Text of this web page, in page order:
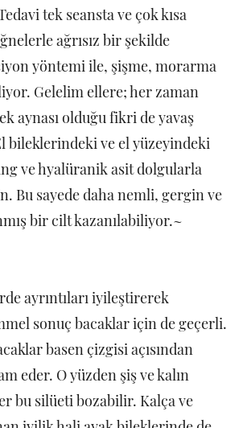
tek seansta ve çok kısa
ağrısız bir şekilde
yöntemi ile, şişme, morarma
Gelelim ellere; her zaman
aynası olduğu fikri de yavaş
bileklerindeki ve el yüzeyindeki
ve hyalüranik asit dolgularla
Bu sayede daha nemli, gergin ve
bir cilt kazanılabiliyor.~
ayrıntıları iyileştirerek
sonuç bacaklar için de geçerli.
basen çizgisi açısından
eder. O yüzden şiş ve kalın
bu silüeti bozabilir. Kalça ve